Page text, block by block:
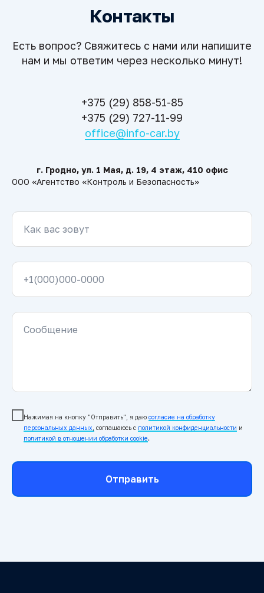
Контакты
Есть вопрос? Свяжитесь с нами или напишите
нам и мы ответим через несколько минут!
+375 (29) 858-51-85
+375 (29) 727-11-99
office@info-car.by
г. Гродно, ул. 1 Мая, д. 19, 4 этаж, 410 офис
ООО «Агентство «Контроль и Безопасность»
Как вас зовут
+1(000)000-0000
Сообщение
Нажимая на кнопку "Отправить", я даю согласие на обработку
персональных данных соглашаюсь c политикой конфиденциальности и
политикой в отношении обработки cookie.
Отправить